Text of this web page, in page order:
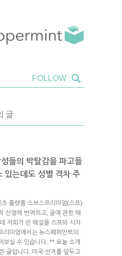
글
들의 박탈감을 파고들
있는데도 성별 격차 주
플랫폼 스브스프리미엄(스프)
선정해 번역하고, 글에 관한 해
저희가 쓴 해설을 스프와 시차
리미엄에서는 뉴스페퍼민트의
보실 수 있습니다. ** 오늘 소개
글입니다. 미국 선거를 앞두고